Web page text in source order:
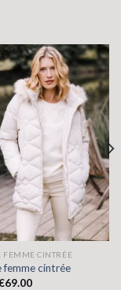
FEMME CINTRÉE
femme cintrée
69.00